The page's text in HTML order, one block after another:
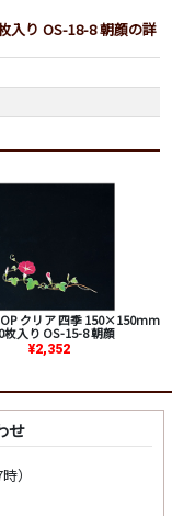
入り OS-18-8 朝顔の詳
クリア 四季 150×150mm
枚入り OS-15-8 朝顔
¥2,352
せ
）